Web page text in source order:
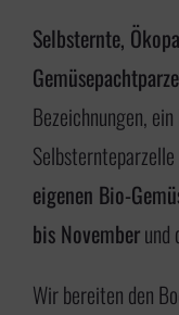
Selbsternte,
Bezeichnungen,
eigenen Bio-
bis Novemberund
Wir bereiten den